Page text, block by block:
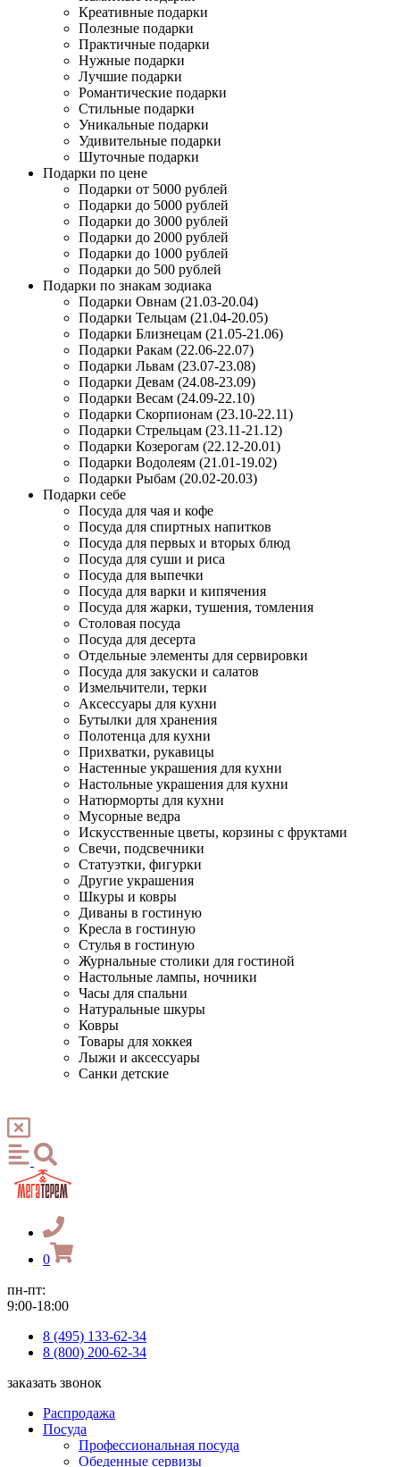
Креативные подарки
Полезные подарки
Практичные подарки
Нужные подарки
Лучшие подарки
Романтические подарки
Стильные подарки
Уникальные подарки
Удивительные подарки
Шуточные подарки
Подарки по цене
Подарки от 5000 рублей
Подарки до 5000 рублей
Подарки до 3000 рублей
Подарки до 2000 рублей
Подарки до 1000 рублей
Подарки до 500 рублей
Подарки по знакам зодиака
Подарки Овнам (21.03-20.04)
Подарки Тельцам (21.04-20.05)
Подарки Близнецам (21.05-21.06)
Подарки Ракам (22.06-22.07)
Подарки Львам (23.07-23.08)
Подарки Девам (24.08-23.09)
Подарки Весам (24.09-22.10)
Подарки Скорпионам (23.10-22.11)
Подарки Стрельцам (23.11-21.12)
Подарки Козерогам (22.12-20.01)
Подарки Водолеям (21.01-19.02)
Подарки Рыбам (20.02-20.03)
Подарки себе
Посуда для чая и кофе
Посуда для спиртных напитков
Посуда для первых и вторых блюд
Посуда для суши и риса
Посуда для выпечки
Посуда для варки и кипячения
Посуда для жарки, тушения, томления
Столовая посуда
Посуда для десерта
Отдельные элементы для сервировки
Посуда для закуски и салатов
Измельчители, терки
Аксессуары для кухни
Бутылки для хранения
Полотенца для кухни
Прихватки, рукавицы
Настенные украшения для кухни
Настольные украшения для кухни
Натюрморты для кухни
Мусорные ведра
Искусственные цветы, корзины с фруктами
Свечи, подсвечники
Статуэтки, фигурки
Другие украшения
Шкуры и ковры
Диваны в гостиную
Кресла в гостиную
Стулья в гостиную
Журнальные столики для гостиной
Настольные лампы, ночники
Часы для спальни
Натуральные шкуры
Ковры
Товары для хоккея
Лыжи и аксессуары
Санки детские
0
пн-пт:
9:00-18:00
8 (495) 133-62-34
8 (800) 200-62-34
заказать звонок
Распродажа
Посуда
Профессиональная посуда
Обеденные сервизы